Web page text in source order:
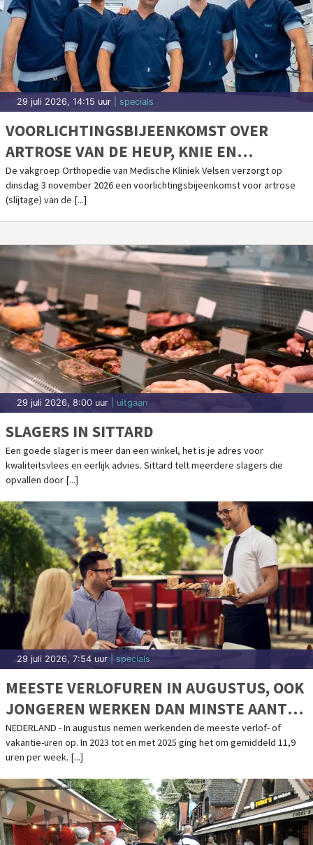
29 juli 2026, 14:15 uur | specials
VOORLICHTINGSBIJEENKOMST OVER
ARTROSE VAN DE HEUP, KNIE EN
SCHOUDER IN MEDISCHE KLINIEK VELSEN
De vakgroep Orthopedie van Medische Kliniek Velsen verzorgt op
dinsdag 3 november 2026 een voorlichtingsbijeenkomst voor artrose
(slijtage) van de [...]
29 juli 2026, 8:00 uur | uitgaan
SLAGERS IN SITTARD
Een goede slager is meer dan een winkel, het is je adres voor
kwaliteitsvlees en eerlijk advies. Sittard telt meerdere slagers die
opvallen door [...]
29 juli 2026, 7:54 uur | specials
MEESTE VERLOFUREN IN AUGUSTUS, OOK
JONGEREN WERKEN DAN MINSTE AANTAL
UREN
NEDERLAND - In augustus nemen werkenden de meeste verlof- of
vakantie-uren op. In 2023 tot en met 2025 ging het om gemiddeld 11,9
uren per week. [...]